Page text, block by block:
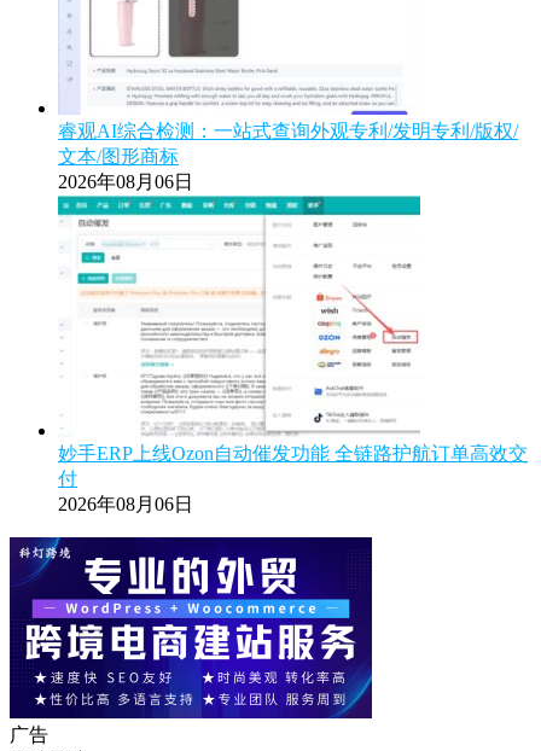
睿观AI综合检测：一站式查询外观专利/发明专利/版权/
文本/图形商标
2026年08月06日
妙手ERP上线Ozon自动催发功能 全链路护航订单高效交
付
2026年08月06日
广告